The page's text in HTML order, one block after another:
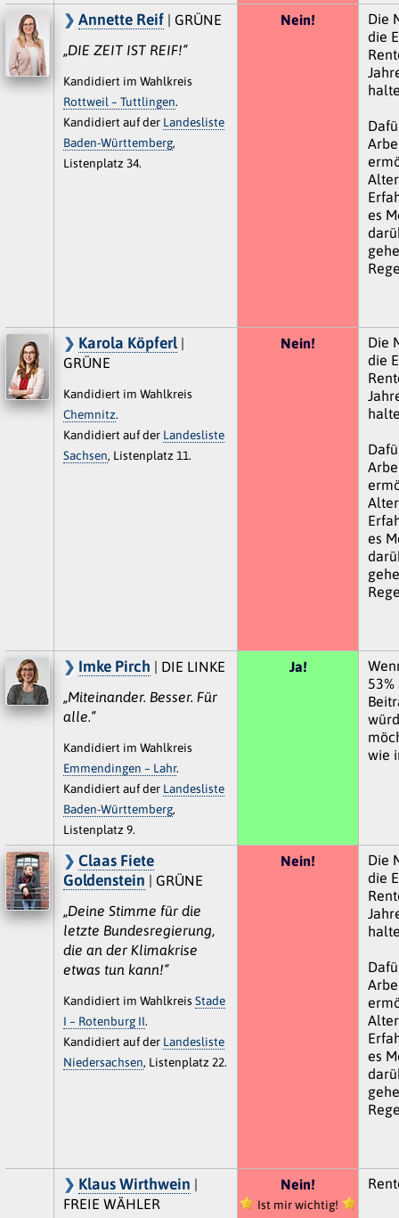
Annette Reif| GRÜNE
„DIE ZEIT IST REIF!“
Kandidiert im Wahlkreis
Rottweil – Tuttlingen.
Kandidiert auf der Landesliste
Baden-Württemberg,
Listenplatz 34.
Nein!
Die
die
es
Karola Köpferl |
GRÜNE
Kandidiert im Wahlkreis
Chemnitz.
Kandidiert auf der Landesliste
Sachsen, Listenplatz 11.
Nein!
Die
die
es
Imke Pirch | DIE LINKE
„Miteinander. Besser. Für
alle.“
Kandidiert im Wahlkreis
Emmendingen – Lahr.
Kandidiert auf der Landesliste
Baden-Württemberg,
Listenplatz 9.
Ja!
wie
Claas Fiete
Goldenstein | GRÜNE
„Deine Stimme für die
letzte Bundesregierung,
die an der Klimakrise
etwas tun kann!“
Kandidiert im Wahlkreis Stade
I – Rotenburg II.
Kandidiert auf der Landesliste
Niedersachsen, Listenplatz 22.
Nein!
Die
die
es
Klaus Wirthwein |
FREIE WÄHLER
Nein!
Ist mir wichtig!